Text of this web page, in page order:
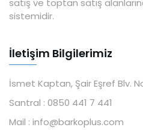
satış ve toptan satış
sistemidir.
İletişim Bilgilerimiz
İsmet Kaptan, Şair Eşref Blv.
Santral : 0850 441 7 441
Mail : info@barkoplus.com